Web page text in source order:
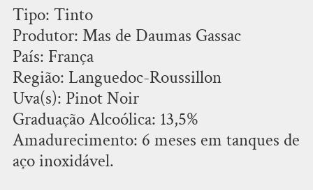
Tipo: Tinto
Produtor: Mas de Daumas Gassac
País: França
Região: Languedoc-Roussillon
Uva(s): Pinot Noir
Graduação Alcoólica: 13,5%
Amadurecimento: 6 meses em tanques de
aço inoxidável.